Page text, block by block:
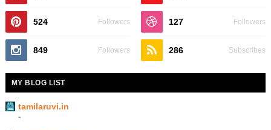
524 Followers 127 Followers
849 Followers 286 Subscribes
MY BLOG LIST
tamilaruvi.in
-